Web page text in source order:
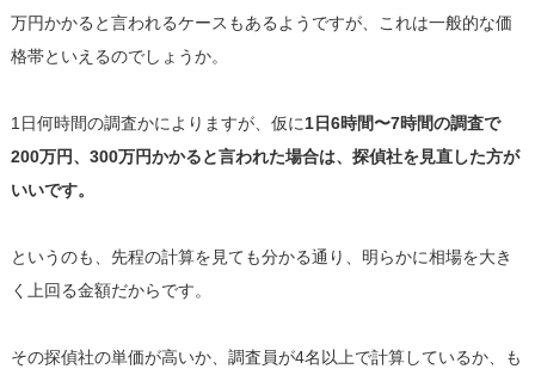
万円かかると言われるケースもあるようですが、これは一般的な価
格帯といえるのでしょうか。
1日何時間の調査かによりますが、仮に1日6時間〜7時間の調査で
200万円、300万円かかると言われた場合は、探偵社を見直した方が
いいです。
というのも、先程の計算を見ても分かる通り、明らかに相場を大き
く上回る金額だからです。
その探偵社の単価が高いか、調査員が4名以上で計算しているか、も